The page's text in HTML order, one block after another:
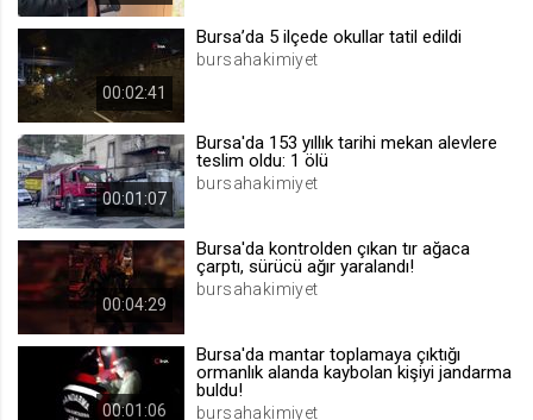
voteLike*
1 ay
.web.tv
İsimsiz ziyaretçi için site içeriği
00:02:41
Bursa’da 5 ilçede okullar tatil edildi
bursahakimiyet
00:01:07
Bursa'da 153 yıllık tarihi mekan alevlere
teslim oldu: 1 ölü
bursahakimiyet
00:04:29
Bursa'da kontrolden çıkan tır ağaca
çarptı, sürücü ağır yaralandı!
bursahakimiyet
00:01:06
Bursa'da mantar toplamaya çıktığı
ormanlık alanda kaybolan kişiyi jandarma
buldu!
bursahakimiyet